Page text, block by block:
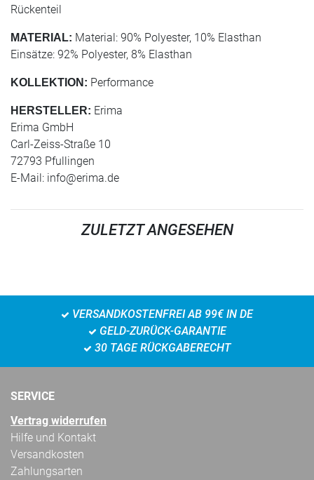
Rückenteil
MATERIAL: Material: 90% Polyester, 10% Elasthan
Einsätze: 92% Polyester, 8% Elasthan
KOLLEKTION: Performance
HERSTELLER: Erima
Erima GmbH
Carl-Zeiss-Straße 10
72793 Pfullingen
E-Mail: info@erima.de
ZULETZT ANGESEHEN
VERSANDKOSTENFREI AB 99€ IN DE
GELD-ZURÜCK-GARANTIE
30 TAGE RÜCKGABERECHT
SERVICE
Vertrag widerrufen
Hilfe und Kontakt
Versandkosten
Zahlungsarten